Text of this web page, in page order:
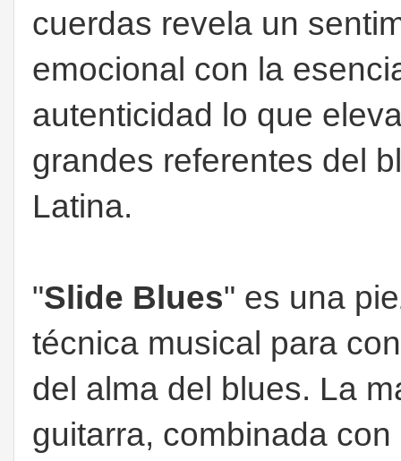
cuerdas revela un
emocional con la
autenticidad lo que
grandes referentes del
Latina.
"Slide Blues" es una
técnica musical para
del alma del blues. La
guitarra, combinada